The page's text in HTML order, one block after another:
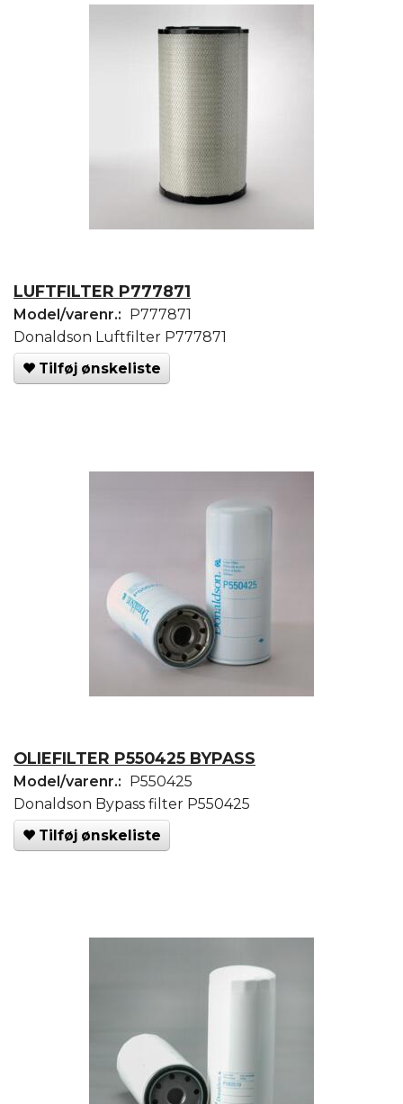
LUFTFILTER P777871
Model/varenr.:
P777871
Donaldson Luftfilter P777871
Tilføj ønskeliste
OLIEFILTER P550425 BYPASS
Model/varenr.: P550425
Donaldson Bypass filter P550425
Tilføj ønskeliste